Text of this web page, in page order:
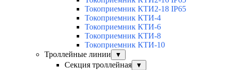
Токоприемник КТИ2-18 IP65
Токоприемник КТИ-4
Токоприемник КТИ-6
Токоприемник КТИ-8
Токоприемник КТИ-10
Троллейные линии
▼
Секция троллейная ▼